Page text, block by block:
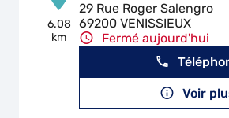
6.08
km
29 Rue Roger Salengro
69200 VENISSIEUX
Fermé aujourd'hui
Voir